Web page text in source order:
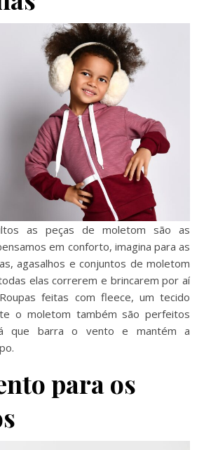
as peças de moletom são as
em conforto, imagina para as
agasalhos e conjuntos de moletom
elas correrem e brincarem por aí
feitas com fleece, um tecido
o moletom também são perfeitos
que barra o vento e mantém a
para os